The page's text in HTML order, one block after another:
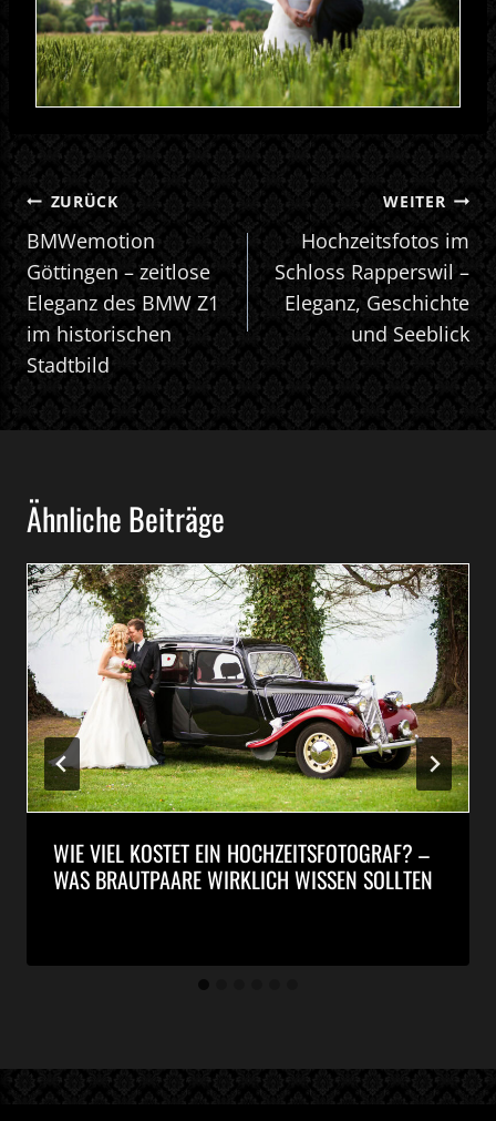
BEITRAGSNAVIGATION
ZURÜCK
BMWemotion
Göttingen – zeitlose
Eleganz des BMW Z1
im historischen
Stadtbild
WEITER
Hochzeitsfotos im
Schloss Rapperswil –
Eleganz, Geschichte
und Seeblick
Ähnliche Beiträge
WIE VIEL KOSTET EIN HOCHZEITSFOTOGRAF? –
WAS BRAUTPAARE WIRKLICH WISSEN SOLLTEN